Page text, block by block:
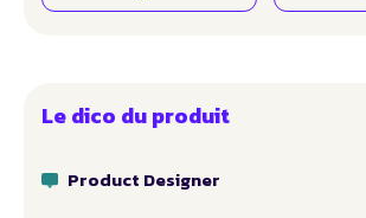
Le dico du produit
Product Designer